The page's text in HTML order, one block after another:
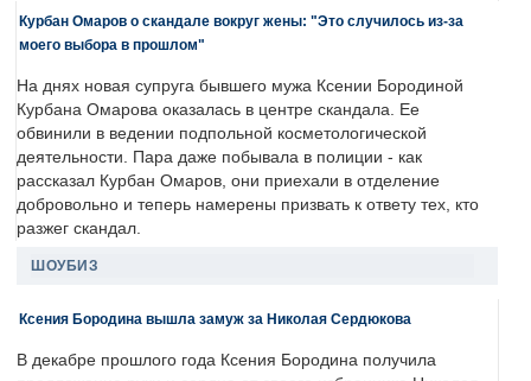
Курбан Омаров о скандале вокруг жены: "Это случилось из-за
моего выбора в прошлом"
На днях новая супруга бывшего мужа Ксении Бородиной
Курбана Омарова оказалась в центре скандала. Ее
обвинили в ведении подпольной косметологической
деятельности. Пара даже побывала в полиции - как
рассказал Курбан Омаров, они приехали в отделение
добровольно и теперь намерены призвать к ответу тех, кто
разжег скандал.
ШОУБИЗ
Ксения Бородина вышла замуж за Николая Сердюкова
В декабре прошлого года Ксения Бородина получила